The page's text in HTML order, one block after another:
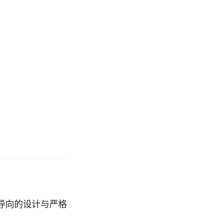
向的设计与严格